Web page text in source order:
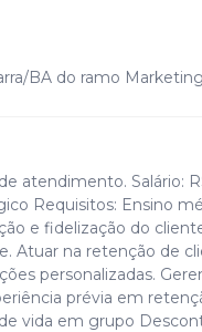
BA do ramo
atendimento. Salário:
Requisitos: Ensino
e fidelização do
Atuar na retenção de
personalizadas.
prévia em
vida em grupo